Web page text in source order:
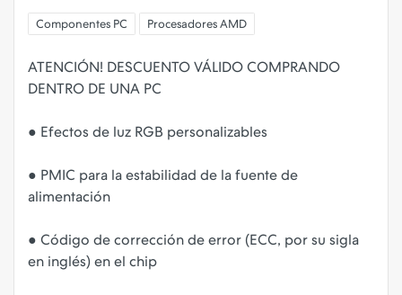
Componentes PC Procesadores AMD
ATENCIÓN! DESCUENTO VÁLIDO COMPRANDO
DENTRO DE UNA PC
● Efectos de luz RGB personalizables
● PMIC para la estabilidad de la fuente de
alimentación
● Código de corrección de error (ECC, por su sigla
en inglés) en el chip